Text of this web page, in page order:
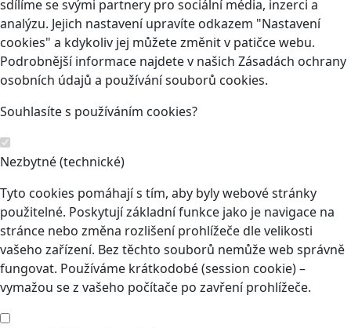
sdílíme se svými partnery pro sociální média, inzerci a
analýzu. Jejich nastavení upravíte odkazem "Nastavení
cookies" a kdykoliv jej můžete změnit v patičce webu.
Podrobnější informace najdete v našich Zásadách ochrany
osobních údajů a používání souborů cookies.
Souhlasíte s používáním cookies?
Nezbytné (technické)
Tyto cookies pomáhají s tím, aby byly webové stránky
použitelné. Poskytují základní funkce jako je navigace na
stránce nebo změna rozlišení prohlížeče dle velikosti
vašeho zařízení. Bez těchto souborů nemůže web správně
fungovat. Používáme krátkodobé (session cookie) –
vymažou se z vašeho počítače po zavření prohlížeče.